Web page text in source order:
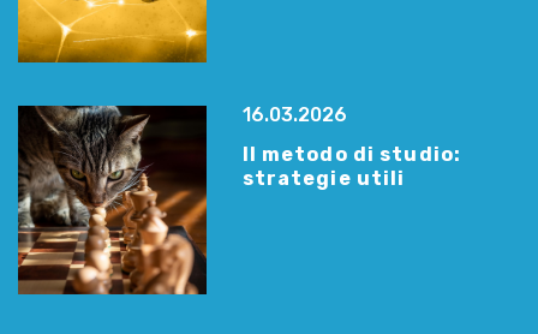
16.03.2026
Il metodo di studio:
strategie utili